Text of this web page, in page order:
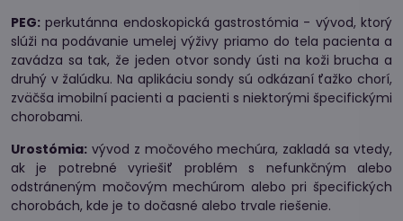
PEG: perkutánna endoskopická gastrostómia - vývod, ktorý
slúži na podávanie umelej výživy priamo do tela pacienta a
zavádza sa tak, že jeden otvor sondy ústi na koži brucha a
druhý v žalúdku. Na aplikáciu sondy sú odkázaní ťažko chorí,
zväčša imobilní pacienti a pacienti s niektorými špecifickými
chorobami.
Urostómia: vývod z močového mechúra, zakladá sa vtedy,
ak je potrebné vyriešiť problém s nefunkčným alebo
odstráneným močovým mechúrom alebo pri špecifických
chorobách, kde je to dočasné alebo trvale riešenie.